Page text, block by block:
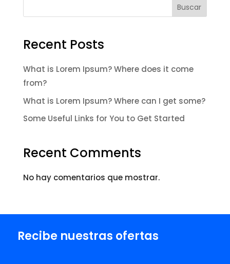
Buscar
Recent Posts
What is Lorem Ipsum? Where does it come
from?
What is Lorem Ipsum? Where can I get some?
Some Useful Links for You to Get Started
Recent Comments
No hay comentarios que mostrar.
Recibe nuestras ofertas